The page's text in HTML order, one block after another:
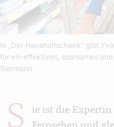
In „Der Haushaltscheck“ gibt
für ein effektives, sparsames
Siermann
S
ie ist die